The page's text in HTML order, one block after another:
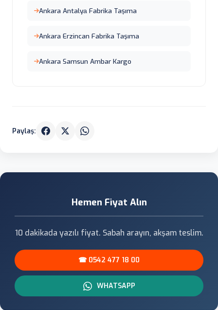
Ankara Antalyа Fabrika Taşıma
Ankara Erzincan Fabrika Taşıma
Ankara Samsun Ambar Kargo
Paylaş:
Hemen Fiyat Alın
10 dakikada yazılı fiyat. Sabah arayın, akşam teslim.
☎ 0542 477 18 00
WHATSAPP